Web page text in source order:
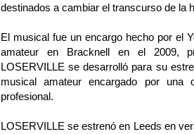
destinados a cambiar el transcurso de la
El musical fue un encargo hecho por el
amateur en Bracknell en el 2009,
LOSERVILLE se desarrolló para su
musical amateur encargado por una
profesional.
LOSERVILLE se estrenó en Leeds en